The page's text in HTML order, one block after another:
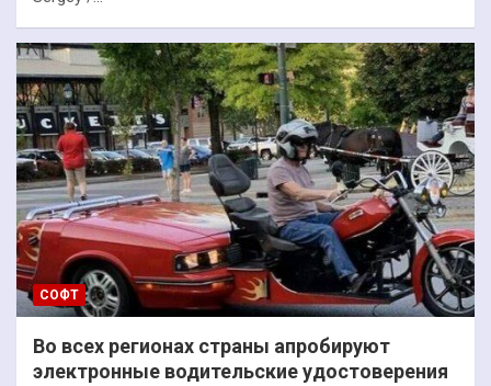
СОФТ
Во всех регионах страны апробируют
электронные водительские удостоверения